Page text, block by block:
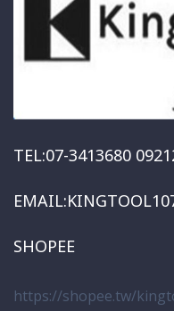
TEL:07-3413680
SHOPEE
https://shopee.tw/